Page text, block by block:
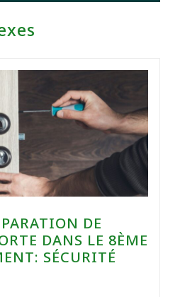
DE
DANS LE 8ÈME
SÉCURITÉ